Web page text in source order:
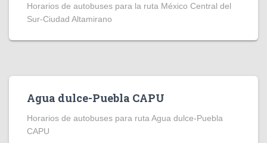
Horarios de autobuses para la ruta México Central del
Sur-Ciudad Altamirano
Agua dulce-Puebla CAPU
Horarios de autobuses para ruta Agua dulce-Puebla
CAPU